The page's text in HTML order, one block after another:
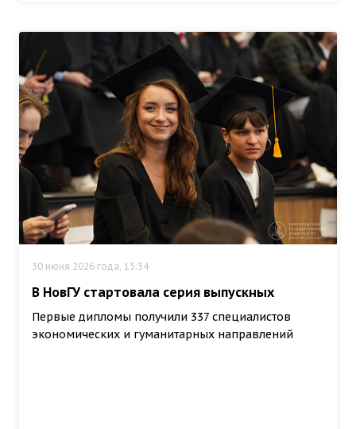
30 июня 2026 года, 15:34
В НовГУ стартовала серия выпускных
Первые дипломы получили 337 специалистов
экономических и гуманитарных направлений